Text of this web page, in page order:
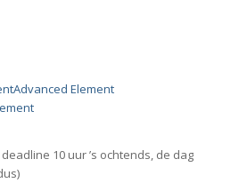
Advanced Element
10 uur ’s ochtends, de dag